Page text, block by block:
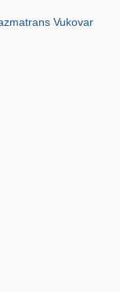
Vukovar